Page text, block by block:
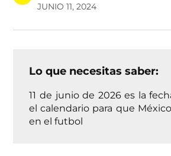
JUNIO 11, 2024
Lo que necesitas saber:
11 de junio de 2026 es la
el calendario para que
en el futbol